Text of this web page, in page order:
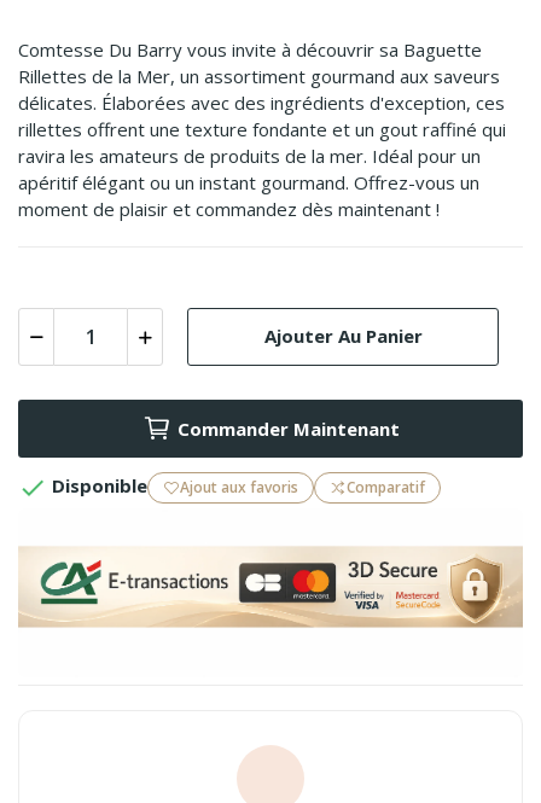
Comtesse Du Barry vous invite à découvrir sa Baguette
Rillettes de la Mer, un assortiment gourmand aux saveurs
délicates. Élaborées avec des ingrédients d'exception, ces
rillettes offrent une texture fondante et un gout raffiné qui
ravira les amateurs de produits de la mer. Idéal pour un
apéritif élégant ou un instant gourmand. Offrez-vous un
moment de plaisir et commandez dès maintenant !
Ajouter Au Panier
Commander Maintenant
 Disponible Ajout aux favoris Comparatif